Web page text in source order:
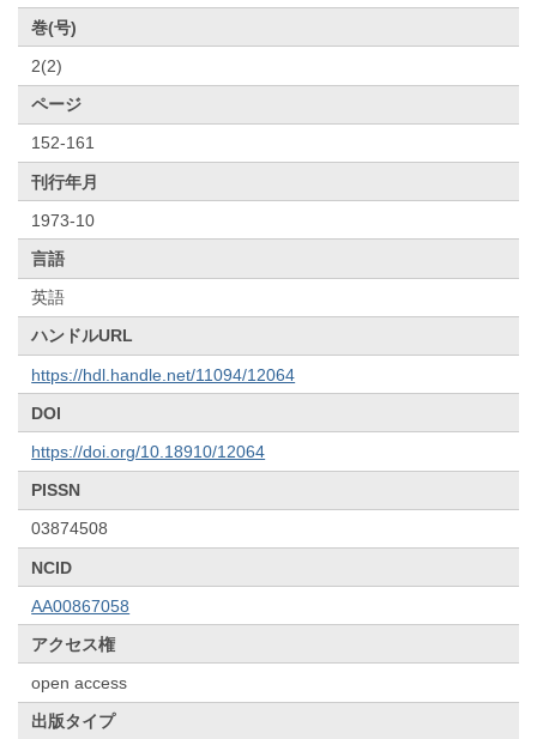
巻(号)
2(2)
ページ
152-161
刊行年月
1973-10
言語
英語
ハンドルURL
https://hdl.handle.net/11094/12064
DOI
https://doi.org/10.18910/12064
PISSN
03874508
NCID
AA00867058
アクセス権
open access
出版タイプ